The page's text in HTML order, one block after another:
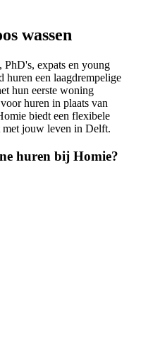
wassen
expats en young
een laagdrempelige
hun eerste woning
huren in plaats van
biedt een flexibele
met jouw leven in Delft.
huren bij Homie?